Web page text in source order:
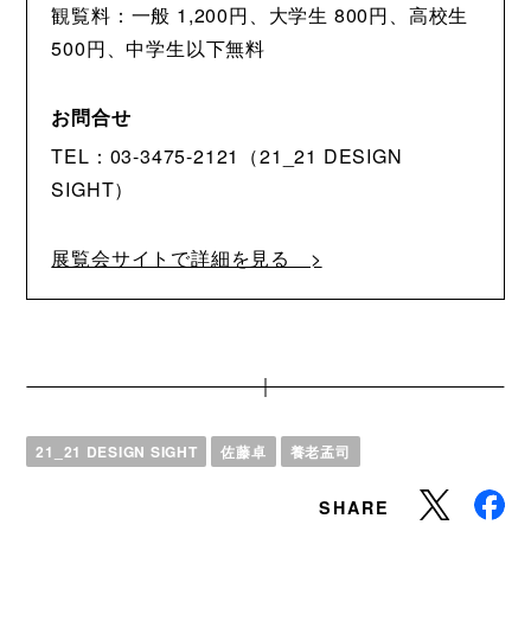
観覧料：一般 1,200円、大学生 800円、高校生
500円、中学生以下無料
お問合せ
TEL：03-3475-2121（21_21 DESIGN
SIGHT）
展覧会サイトで詳細を見る >
21_21 DESIGN SIGHT 佐藤卓 養老孟司
SHARE